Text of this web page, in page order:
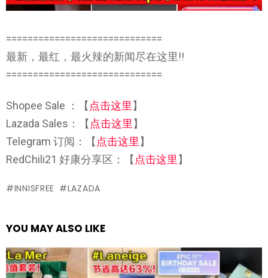
=============================
最新，最红，最火辣的新闻尽在这里!!
=============================
Shopee Sale ：【 点击这里 】
Lazada Sales：【 点击这里 】
Telegram 订阅：【 点击这里 】
RedChili21 好康分享区：【 点击这里 】
INNISFREE LAZADA
YOU MAY ALSO LIKE